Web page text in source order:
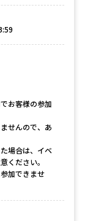
お客様の参加
せんので、あ
場合は、イベ
ください。
加できませ